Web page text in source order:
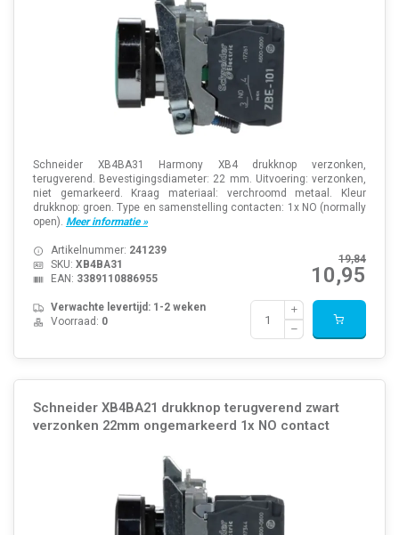
Schneider XB4BA31 Harmony XB4 drukknop verzonken,
terugverend. Bevestigingsdiameter: 22 mm. Uitvoering: verzonken,
niet gemarkeerd. Kraag materiaal: verchroomd metaal. Kleur
drukknop: groen. Type en samenstelling contacten: 1x NO (normally
open). Meer informatie »
19,84
10,95
Artikelnummer: 241239
SKU: XB4BA31
EAN: 3389110886955
Verwachte levertijd: 1-2 weken
Voorraad: 0
Schneider XB4BA21 drukknop terugverend zwart
verzonken 22mm ongemarkeerd 1x NO contact